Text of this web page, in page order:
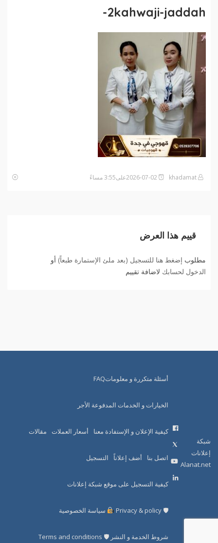
2kahwaji-jaddah-
قييم هذا العرض
مطلوب إضغط هنا للتسجيل (بعد ملئ الإستمارة طبعاً) أو
الدخول لحسابك لاضافة تقييم
شبكة
إعلانات
Alanat.net
أسئلة متكررة و معلوماتFAQ
الخيارات و الخدمات المدفوعة الأجر
كيفية الإعلان و الإستفادة معنا أسعار العملات مقالات
اتصل بنا أضف إعلاناً التسجيل
كيفية التسجيل على موقع شبكة إعلانات
🛡 Privacy & policy سياسة الخصوصية
شروط الخدمة و النشر 🛡 Terms and conditions